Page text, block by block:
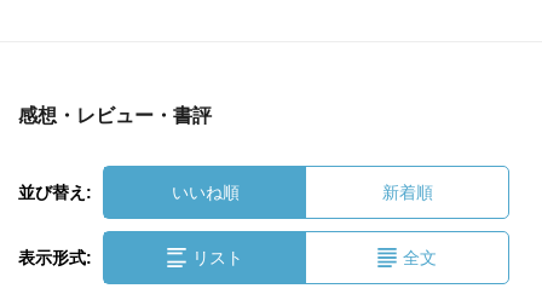
感想・レビュー・書評
並び替え: いいね順 新着順
表示形式: リスト 全文